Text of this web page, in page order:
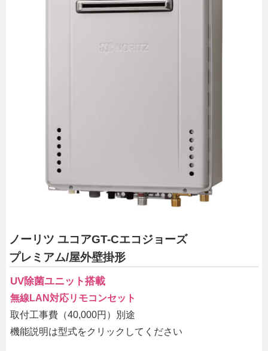
ノーリツ ユコアGT-Cエコジョーズ
プレミアム/屋外壁掛形
UV除菌ユニット搭載
無線LAN対応リモコンセット
取付工事費（40,000円）別途
機能説明は型式をクリックしてください